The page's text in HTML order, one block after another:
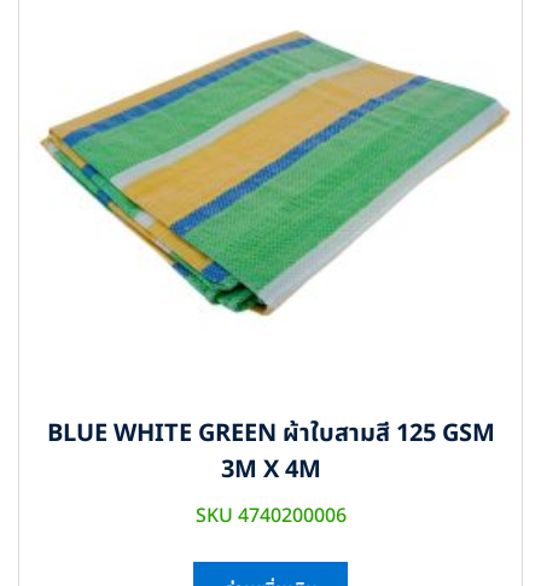
BLUE WHITE GREEN ผ้าใบสามสี 125 GSM
3M X 4M
SKU 4740200006